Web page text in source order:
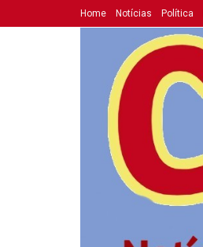
Home Notícias Política